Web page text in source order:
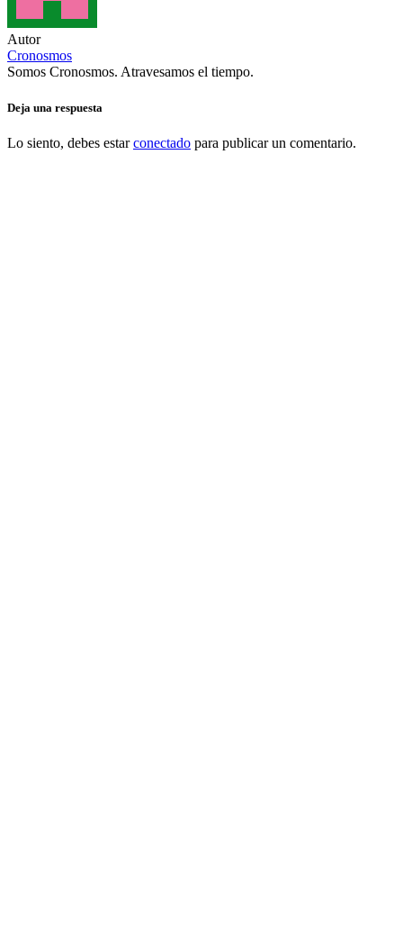
Autor
Cronosmos
Somos Cronosmos. Atravesamos el tiempo.
Deja una respuesta
Lo siento, debes estarconectado para publicar un comentario.